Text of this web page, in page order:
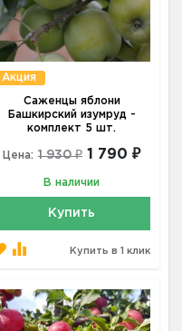
Акция
Саженцы яблони
Башкирский изумруд -
комплект 5 шт.
Цена: 1 930 ₽ 1 790 ₽
В наличии
Купить
Купить в 1 клик